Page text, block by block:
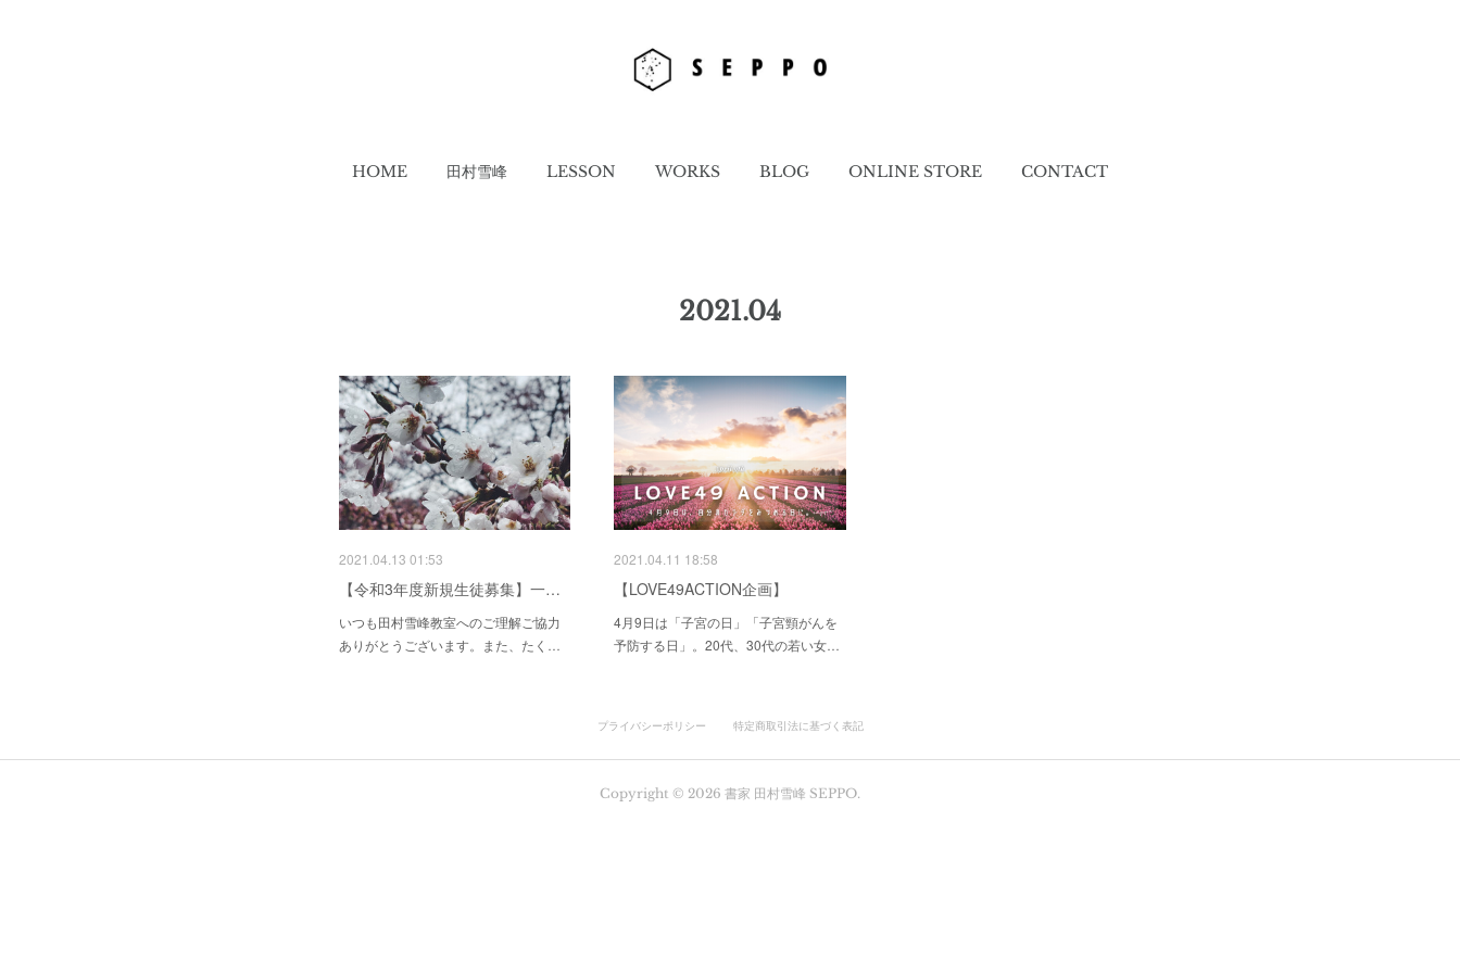
HOME 田村雪峰 LESSON WORKS BLOG ONLINE STORE CONTACT
2021.04
2021.04.13 01:53
【令和3年度新規生徒募集】一…
いつも田村雪峰教室へのご理解ご協力
ありがとうございます。また、たく…
2021.04.11 18:58
【LOVE49ACTION企画】
4月9日は「子宮の日」「子宮頸がんを
予防する日」。20代、30代の若い女…
プライバシーポリシー 特定商取引法に基づく表記
Copyright © 2026 書家 田村雪峰 SEPPO.